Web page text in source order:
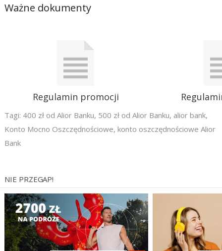
Ważne dokumenty
Regulamin promocji
Tagi: 400 zł od Alior Banku, 500 zł od Alior Banku, alior bank,
Konto Mocno Oszczędnościowe, konto oszczędnościowe Alior
Bank
NIE PRZEGAP!